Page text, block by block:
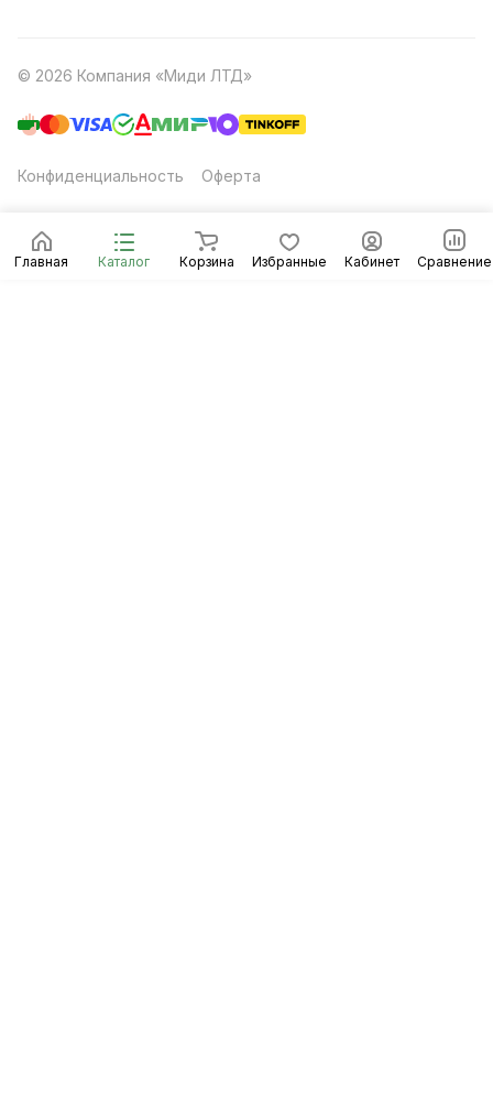
Главная Каталог Корзина Избранные Кабинет Сравнение
© 2026 Компания «Миди ЛТД»
Конфиденциальность Оферта